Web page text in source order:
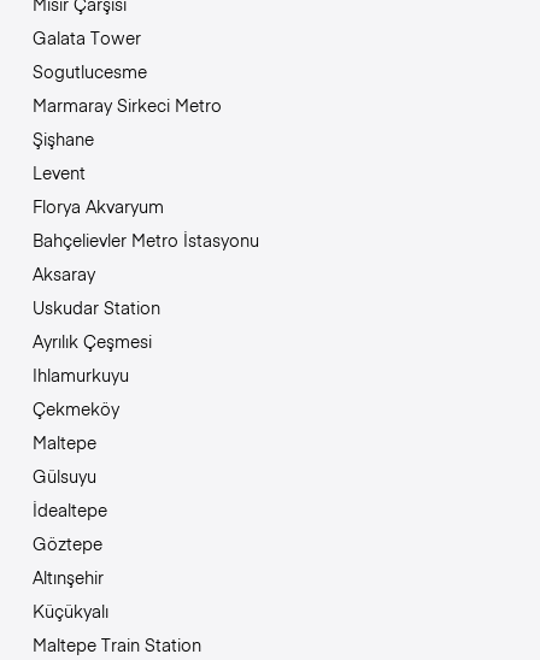
Galata Tower
Sogutlucesme
Marmaray Sirkeci Metro
Şişhane
Levent
Florya Akvaryum
Bahçelievler Metro İstasyonu
Aksaray
Uskudar Station
Ayrılık Çeşmesi
Ihlamurkuyu
Çekmeköy
Maltepe
Gülsuyu
İdealtepe
Göztepe
Altınşehir
Küçükyalı
Maltepe Train Station